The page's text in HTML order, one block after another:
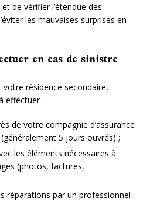
de vérifier l’étendue des
les mauvaises surprises en
en cas de sinistre
résidence secondaire,
effectuer :
de votre compagnie d’assurance
5 jours ouvrés) ;
les éléments nécessaires à
(photos, factures,
réparations par un professionnel